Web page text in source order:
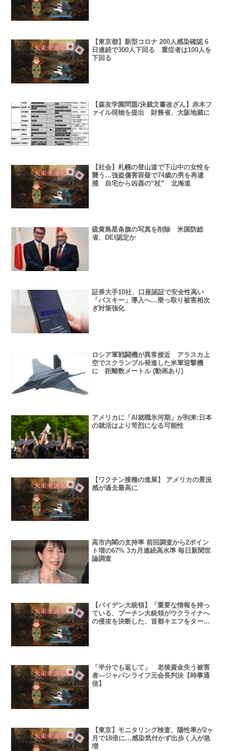
【東京都】新型コロナ 200人感染確認 6
日連続で300人下回る 重症者は100人を
下回る
【森友学園問題/決裁文書改ざん】赤木フ
ァイル現物を提出 財務省、大阪地裁に
【社会】札幌の登山道で下山中の女性を
襲う…強盗傷害容疑で74歳の男を再逮
捕 自宅から凶器の“杖” 北海道
硫黄島星条旗の写真を削除 米国防総
省、DEI認定か
証券大手10社、口座認証で安全性高い
「パスキー」導入へ…乗っ取り被害相次
ぎ対策強化
ロシア軍戦闘機が異常接近 アラスカ上
空でスクランブル発進した米軍迎撃機
に 距離数メートル (動画あり)
アメリカに「AI就職氷河期」が到来:日本
の就活はより苛烈になる可能性
【ワクチン接種の進展】 アメリカの景況
感が過去最高に
高市内閣の支持率 前回調査から2ポイン
ト増の67% 3カ月連続高水準 毎日新聞世
論調査
【バイデン大統領】「重要な情報を持っ
ている、プーチン大統領がウクライナへ
の侵攻を決断した、首都キエフをターゲ
「半分でも返して」 老後資金失う被害
者―ジャパンライフ元会長判決【時事通
信】
【東京】モニタリング検査、陽性率が2ヶ
月で18倍に…感染気付かず出歩く人が急
増